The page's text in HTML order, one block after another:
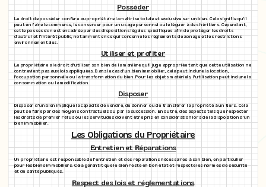
Posséder
Le droit de posséder confère au propriétaire la maîtrise totale et exclusive sur un bien. Cela signifie qu'il
peut en faire le commerce, le conserver pour un usage personnel ou le léguer à des héritiers. Cependant,
cette possession est encadrée par des dispositions légales spécifiques afin de protéger les droits
d'autrui et l'intérêt public, notamment en ce qui concerne les règlements de zonage et les restrictions
environnementales.
Utiliser et profiter
Le propriétaire a le droit d'utiliser son bien de la manière qu'il juge appropriée tant que cette utilisation ne
contrevient pas aux lois appliquées. Dans le cas d'un bien immobilier, cela peut inclure la location,
l'occupation personnelle ou la transformation du bien. Pour les objets matériels, l'utilisation peut inclure la
consommation ou la modification.
Disposer
Disposer d'un bien implique la capacité de vendre, de donner ou de transférer la propriété à un tiers. Cela
peut se faire par des moyens contractuels ou par la succession. En outre, des aspects tels que respecter
les droits de premier refus ou les servitudes doivent être pris en considération lors de la disposition d'un
bien immobilier.
Les Obligations du Propriétaire
Entretien et Réparations
Un propriétaire est responsable de l'entretien et des réparations nécessaires à son bien, en particulier
pour les biens immobiliers. Cela garantit que le bien reste en bon état et respecte les normes de sécurité
et de santé publiques.
Respect des lois et réglementations